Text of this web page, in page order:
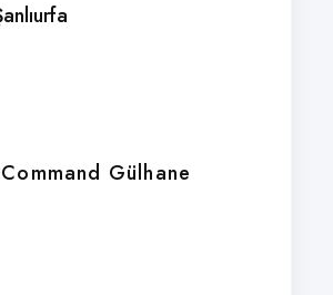
Gülhane